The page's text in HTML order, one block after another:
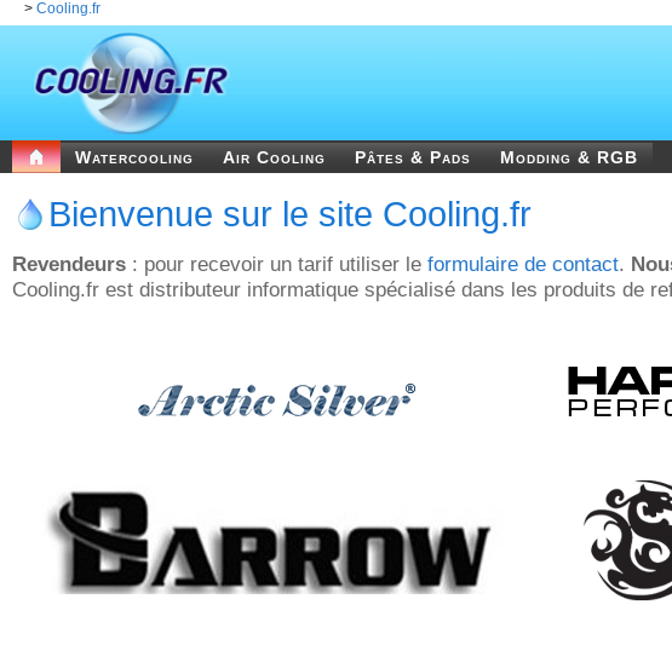
> Cooling.fr
Watercooling Air Cooling Pâtes & Pads Modding & RGB
Bienvenue sur le site Cooling.fr
Revendeurs : pour recevoir un tarif utiliser le formulaire de contact.
Cooling.fr est distributeur informatique spécialisé dans les produits de